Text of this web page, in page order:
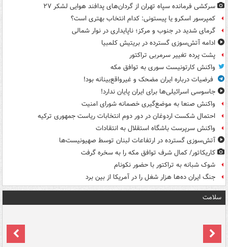
سرکشی فرمانده سپاه تهران از گردان‌های پدافند هوایی لشکر ۲۷
کمپرسور اسکرو یا پیستونی: کدام انتخاب بهتری است؟
گرمای شدید در جنوب و مرکز؛ ناپایداری در نوار شمالی
ادامه آتش‌سوزی گسترده در بریتیش کلمبیا
پشت پرده تغییر سرمربی تراکتور
واکنش کارتونیست سوری به توافق مکه
فرضیات درباره ایران مضحک و غیرواقع‌بینانه بود!
جاسوسی اسرائیلی‌ها برای ایران پایان ندارد!
واکنش صنعا به موضع‌گیری خصمانه شورای امنیت
احتمال شکست اردوغان در دور دوم انتخابات ریاست جمهوری ترکیه
واکنش سرپرست باشگاه استقلال به انتقادات
آتش‌سوزی گسترده در ارتفاعات لبنان توسط صهیونیست‌ها
کاریکاتور/ کمال شرف توافق مکه را به سخره گرفت
شوک شبانه به تراکتور با حضور نکونام
جنگ ایران ده‌ها هزار شغل را در آمریکا از بین برد
سلامت